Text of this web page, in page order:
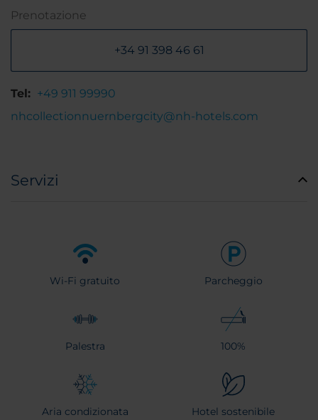
Prenotazione
+34 91 398 46 61
Tel: +49 911 99990
nhcollectionnuernbergcity@nh-hotels.com
Servizi
Wi-Fi gratuito Parcheggio
Palestra 100%
Aria condizionata
Hotel sostenibile